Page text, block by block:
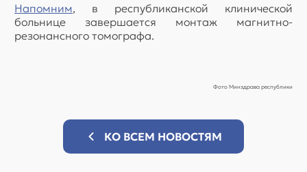
Напомним, в республиканской клинической
больнице завершается монтаж магнитно-
резонансного томографа.
Фото Минздрава республики
КО ВСЕМ НОВОСТЯМ